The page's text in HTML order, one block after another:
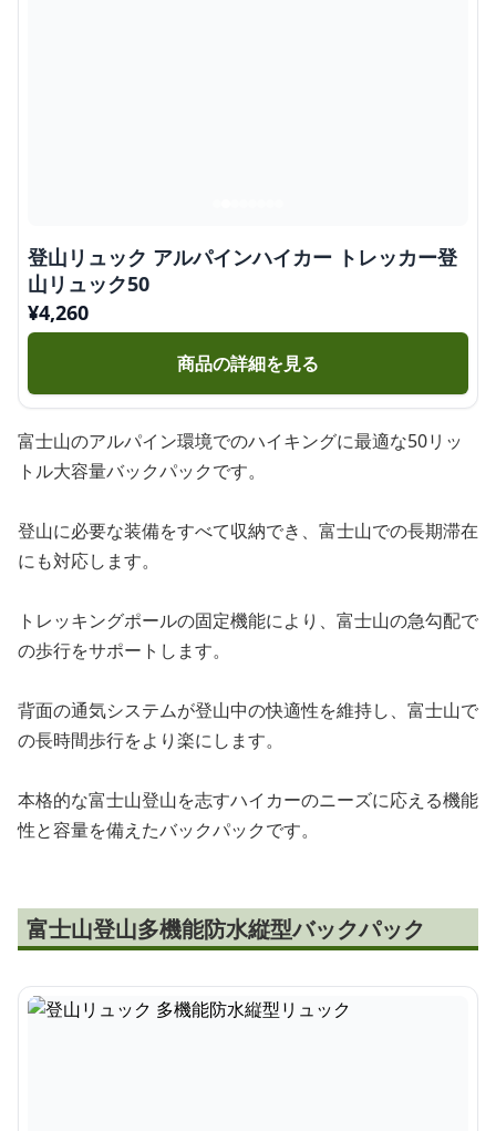
登山リュック アルパインハイカー トレッカー登
山リュック50
¥4,260
商品の詳細を見る
富士山のアルパイン環境でのハイキングに最適な50リッ
トル大容量バックパックです。
登山に必要な装備をすべて収納でき、富士山での長期滞在
にも対応します。
トレッキングポールの固定機能により、富士山の急勾配で
の歩行をサポートします。
背面の通気システムが登山中の快適性を維持し、富士山で
の長時間歩行をより楽にします。
本格的な富士山登山を志すハイカーのニーズに応える機能
性と容量を備えたバックパックです。
富士山登山多機能防水縦型バックパック